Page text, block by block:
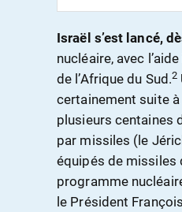
Israël s’est lancé,
nucléaire, avec
de l’Afrique du Sud.2
certainement suite
plusieurs centaines
par missiles (le
équipés de missiles
programme
le Président